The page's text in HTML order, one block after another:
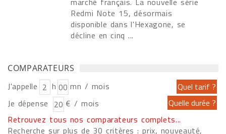
Redmi Note 15, désormais
disponible dans l'Hexagone, se
décline en cinq ...
COMPARATEURS
J'appelle h
mn / mois
Je dépense
€ / mois
Retrouvez tous nos comparateurs complets...
Recherche sur plus de 30 critères : prix, nouveauté,